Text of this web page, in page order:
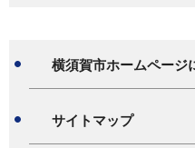
横須賀市ホームページ
サイトマップ